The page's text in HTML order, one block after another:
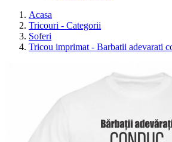
Acasa
Tricouri - Categorii
Soferi
Tricou imprimat - Barbatii adevarati